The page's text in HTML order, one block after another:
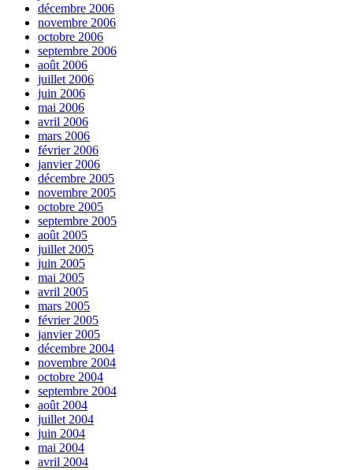
décembre 2006
novembre 2006
octobre 2006
septembre 2006
août 2006
juillet 2006
juin 2006
mai 2006
avril 2006
mars 2006
février 2006
janvier 2006
décembre 2005
novembre 2005
octobre 2005
septembre 2005
août 2005
juillet 2005
juin 2005
mai 2005
avril 2005
mars 2005
février 2005
janvier 2005
décembre 2004
novembre 2004
octobre 2004
septembre 2004
août 2004
juillet 2004
juin 2004
mai 2004
avril 2004